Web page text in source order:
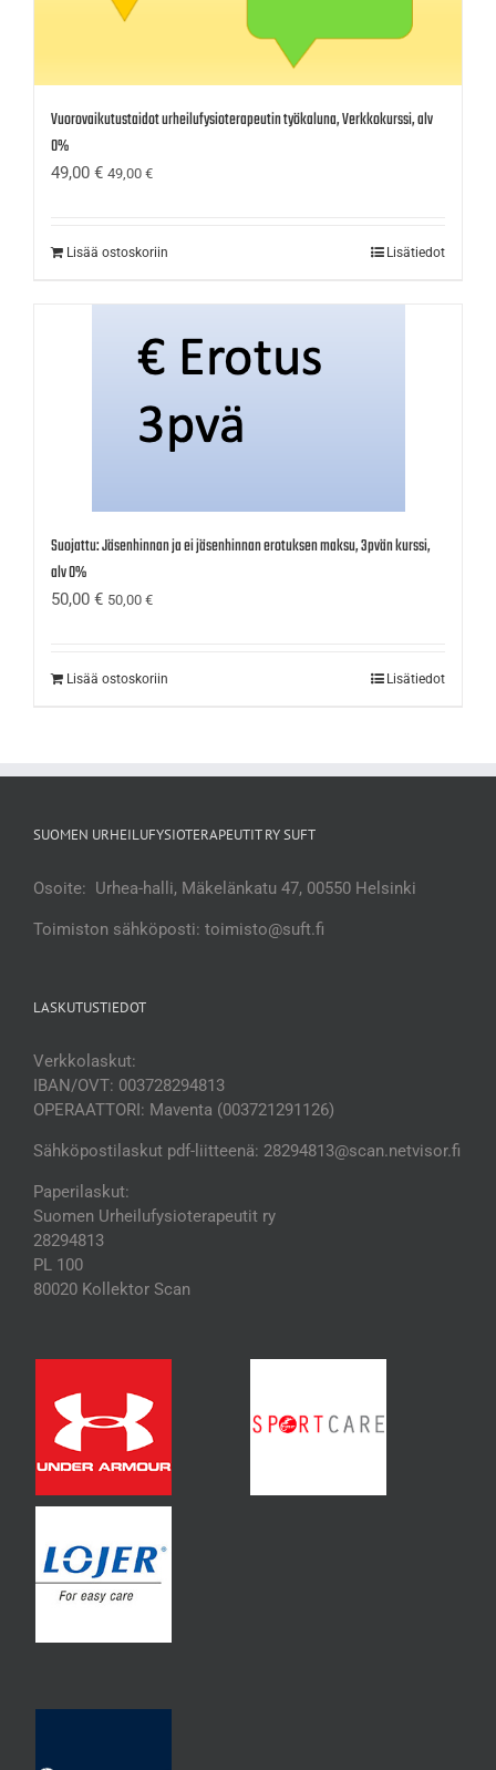
Vuorovaikutustaidot urheilufysioterapeutin työkaluna, Verkkokurssi, alv
0%
49,00 € 49,00 €
Lisää ostoskoriin Lisätiedot
Suojattu: Jäsenhinnan ja ei jäsenhinnan erotuksen maksu, 3pvän kurssi,
alv 0%
50,00 € 50,00 €
Lisää ostoskoriin Lisätiedot
SUOMEN URHEILUFYSIOTERAPEUTIT RY SUFT
Osoite: Urhea-halli, Mäkelänkatu 47, 00550 Helsinki
Toimiston sähköposti: toimisto@suft.fi
LASKUTUSTIEDOT
Verkkolaskut:
IBAN/OVT: 003728294813
OPERAATTORI: Maventa (003721291126)
Sähköpostilaskut pdf-liitteenä: 28294813@scan.netvisor.fi
Paperilaskut:
Suomen Urheilufysioterapeutit ry
28294813
PL 100
80020 Kollektor Scan